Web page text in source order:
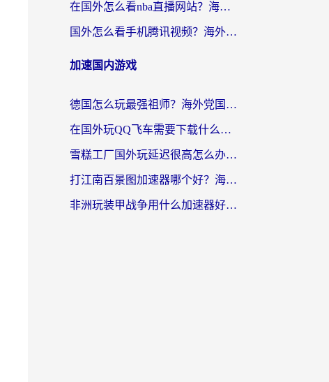
在国外怎么看nba直播网站？海外党专属体育观赛指南，告别地区限制！
国外怎么看手机腾讯视频？海外党亲测有效的追剧加速器选择指南
加速国内游戏
德国怎么玩最强祖师？海外党国服游戏加速器选择全攻略（附宝可梦Online实测）
在国外玩QQ飞车需要下载什么加速器呢？海外党亲测有效的国服游戏加速指南
雪糕工厂国外玩延迟很高怎么办？海外玩家国服游戏加速终极攻略（附实测推荐）
打江南百景图加速器哪个好？海外党踩坑N次后，终于找到不卡的秘诀
非洲玩装甲战争用什么加速器好？海外党亲测有效的国服游戏加速方案